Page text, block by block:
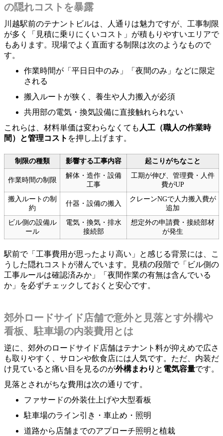
の隠れコストを暴露
川越駅前のテナントビルは、人通りは魅力ですが、工事制限
が多く「見積に乗りにくいコスト」が積もりやすいエリアで
もあります。現場でよく直面する制限は次のようなもので
す。
作業時間が「平日日中のみ」「夜間のみ」などに限定
される
搬入ルートが狭く、養生や人力搬入が必須
共用部の電気・換気設備に直接触れられない
これらは、材料単価は変わらなくても 人工（職人の作業時
間）と管理コスト を押し上げます。
制限の種類 影響する工事内容 起こりがちなこと
作業時間の制限
解体・造作・設備
工事
工期が伸び、管理費・人件
費がUP
搬入ルートの制
約
什器・設備の搬入
クレーンNGで人力搬入費が
追加
ビル側の設備ル
ール
電気・換気・排水
接続部
想定外の申請費・接続部材
が発生
駅前で「工事費用が思ったより高い」と感じる背景には、こ
うした隠れコストが潜んでいます。見積の段階で「ビル側の
工事ルールは確認済みか」「夜間作業の有無は含んでいる
か」を必ずチェックしておくと安心です。
郊外ロードサイド店舗で意外と見落とす外構や
看板、駐車場の内装費用とは
逆に、郊外のロードサイド店舗はテナント料が抑えめで広さ
も取りやすく、サロンや飲食店には人気です。ただ、内装だ
け見ていると痛い目を見るのが外構まわり と 電気容量です。
見落とされがちな費用は次の通りです。
ファサードの外装仕上げや大型看板
駐車場のライン引き・車止め・照明
道路から店舗までのアプローチ照明と植栽